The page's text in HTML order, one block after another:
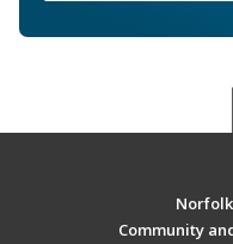
Community